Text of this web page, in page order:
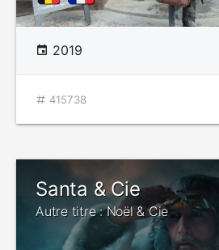
2019
415738
Santa & Cie
Autre titre : Noël & Cie